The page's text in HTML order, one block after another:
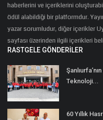
haberlerini ve içeriklerini
ödül alabildiği bir platformdur.
yazar sorumludur, diğer içerikler
sayfası üzerinden ilgili içerikleri
RASTGELE GÖNDERILER
Teknoloji...
60 Yıllık